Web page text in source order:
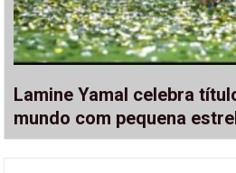
Lamine Yamal celebra
mundo com pequena